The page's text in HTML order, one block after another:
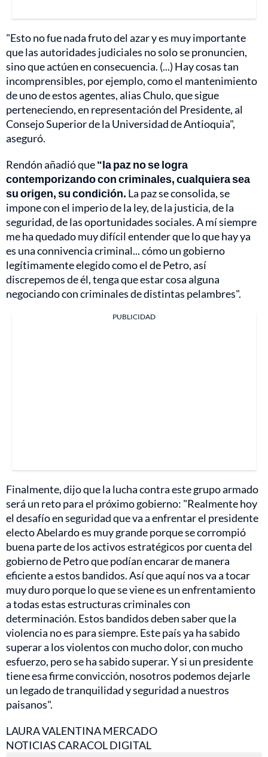
"Esto no fue nada fruto del azar y es muy importante
que las autoridades judiciales no solo se pronuncien,
sino que actúen en consecuencia. (...) Hay cosas tan
incomprensibles, por ejemplo, como el mantenimiento
de uno de estos agentes, alias Chulo, que sigue
perteneciendo, en representación del Presidente, al
Consejo Superior de la Universidad de Antioquia",
aseguró.
Rendón añadió que"la paz no se logra
contemporizando con criminales, cualquiera sea
su origen, su condición. La paz se consolida, se
impone con el imperio de la ley, de la justicia, de la
seguridad, de las oportunidades sociales. A mí siempre
me ha quedado muy difícil entender que lo que hay ya
es una connivencia criminal... cómo un gobierno
legítimamente elegido como el de Petro, así
discrepemos de él, tenga que estar cosa alguna
negociando con criminales de distintas pelambres".
PUBLICIDAD
Finalmente, dijo que la lucha contra este grupo armado
será un reto para el próximo gobierno: "Realmente hoy
el desafío en seguridad que va a enfrentar el presidente
electo Abelardo es muy grande porque se corrompió
buena parte de los activos estratégicos por cuenta del
gobierno de Petro que podían encarar de manera
eficiente a estos bandidos. Así que aquí nos va a tocar
muy duro porque lo que se viene es un enfrentamiento
a todas estas estructuras criminales con
determinación. Estos bandidos deben saber que la
violencia no es para siempre. Este país ya ha sabido
superar a los violentos con mucho dolor, con mucho
esfuerzo, pero se ha sabido superar. Y si un presidente
tiene esa firme convicción, nosotros podemos dejarle
un legado de tranquilidad y seguridad a nuestros
paisanos".
LAURA VALENTINA MERCADO
NOTICIAS CARACOL DIGITAL